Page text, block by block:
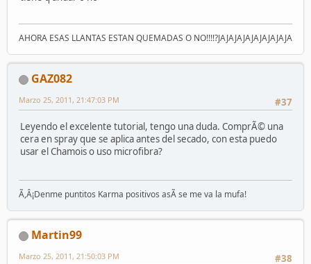
AHORA ESAS LLANTAS ESTAN QUEMADAS O NO!!!!?JAJAJAJAJAJAJAJAJA
GAZ082
#37
Marzo 25, 2011, 21:47:03 PM
Leyendo el excelente tutorial, tengo una duda. ComprÃ© una
cera en spray que se aplica antes del secado, con esta puedo
usar el Chamois o uso microfibra?
Ã,Â¡Denme puntitos Karma positivos asÃ­ se me va la mufa!
Martin99
#38
Marzo 25, 2011, 21:50:03 PM